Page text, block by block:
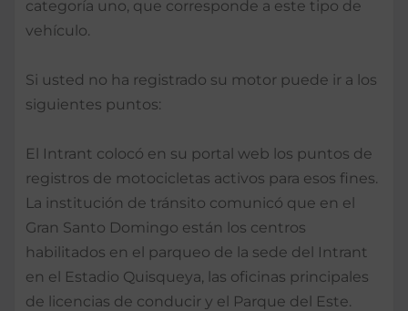
categoría uno, que corresponde a este tipo de
vehículo.
Si usted no ha registrado su motor puede ir a los
siguientes puntos:
El Intrant colocó en su portal web los puntos de
registros de motocicletas activos para esos fines.
La institución de tránsito comunicó que en el
Gran Santo Domingo están los centros
habilitados en el parqueo de la sede del Intrant
en el Estadio Quisqueya, las oficinas principales
de licencias de conducir y el Parque del Este.